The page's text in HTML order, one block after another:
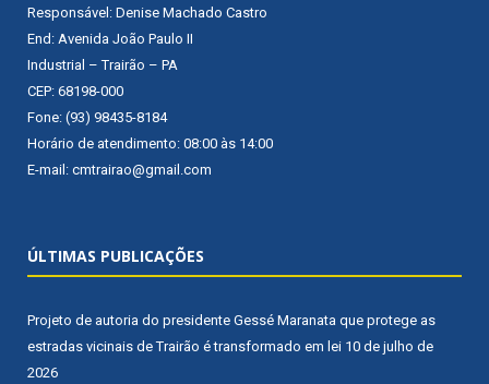
Responsável: Denise Machado Castro
End: Avenida João Paulo II
Industrial – Trairão – PA
CEP: 68198-000
Fone: (93) 98435-8184
Horário de atendimento: 08:00 às 14:00
E-mail: cmtrairao@gmail.com
ÚLTIMAS PUBLICAÇÕES
Projeto de autoria do presidente Gessé Maranata que protege as
estradas vicinais de Trairão é transformado em lei 10 de julho de
2026